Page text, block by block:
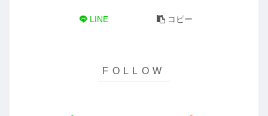
LINE コピー